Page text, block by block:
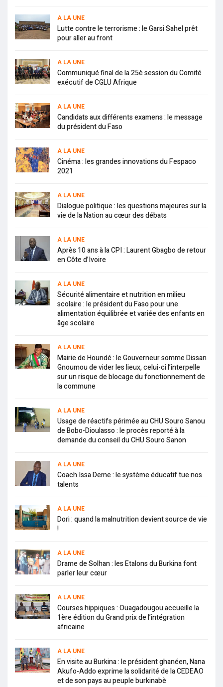
A LA UNE
Lutte contre le terrorisme : le Garsi Sahel prêt
pour aller au front
A LA UNE
Communiqué final de la 25è session du Comité
exécutif de CGLU Afrique
A LA UNE
Candidats aux différents examens : le message
du président du Faso
A LA UNE
Cinéma : les grandes innovations du Fespaco
2021
A LA UNE
Dialogue politique : les questions majeures sur la
vie de la Nation au cœur des débats
A LA UNE
Après 10 ans à la CPI : Laurent Gbagbo de retour
en Côte d’Ivoire
A LA UNE
Sécurité alimentaire et nutrition en milieu
scolaire : le président du Faso pour une
alimentation équilibrée et variée des enfants en
âge scolaire
A LA UNE
Mairie de Houndé : le Gouverneur somme Dissan
Gnoumou de vider les lieux, celui-ci l’interpelle
sur un risque de blocage du fonctionnement de
la commune
A LA UNE
Usage de réactifs périmée au CHU Souro Sanou
de Bobo-Dioulasso : le procès reporté à la
demande du conseil du CHU Souro Sanon
A LA UNE
Coach Issa Deme : le système éducatif tue nos
talents
A LA UNE
Dori : quand la malnutrition devient source de vie
!
A LA UNE
Drame de Solhan : les Etalons du Burkina font
parler leur cœur
A LA UNE
Courses hippiques : Ouagadougou accueille la
1ère édition du Grand prix de l’intégration
africaine
A LA UNE
En visite au Burkina : le président ghanéen, Nana
Akufo-Addo exprime la solidarité de la CEDEAO
et de son pays au peuple burkinabè